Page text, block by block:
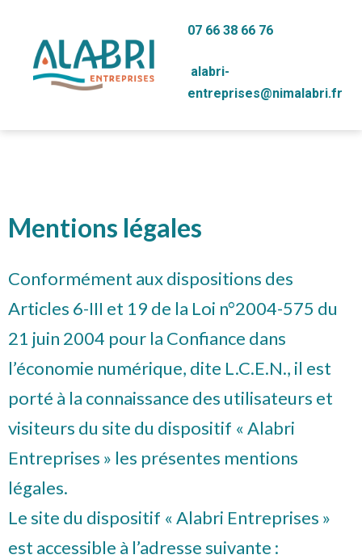
07 66 38 66 76
alabri-
entreprises@nimalabri.fr
Mentions légales
Conformément aux dispositions des
Articles 6-III et 19 de la Loi n°2004-575 du
21 juin 2004 pour la Confiance dans
l’économie numérique, dite L.C.E.N., il est
porté à la connaissance des utilisateurs et
visiteurs du site du dispositif « Alabri
Entreprises » les présentes mentions
légales.
Le site du dispositif « Alabri Entreprises »
est accessible à l’adresse suivante :